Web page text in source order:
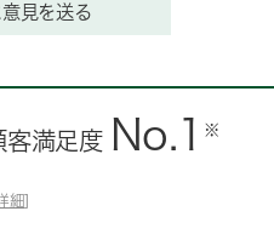
見を送る
客満足度 No.1 ※
細]